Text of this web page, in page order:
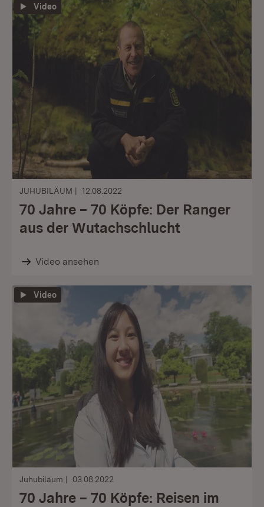
Video
JUHUBILÄUM 12.08.2022
70 Jahre – 70 Köpfe: Der Ranger
aus der Wutachschlucht
Video ansehen
Video
Juhubiläum 03.08.2022
70 Jahre – 70 Köpfe: Reisen im